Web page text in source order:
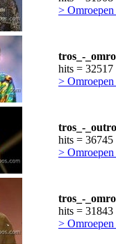
>
tros_-
hits = 32517
>
tros_-
hits = 36745
>
tros_-
hits = 31843
>